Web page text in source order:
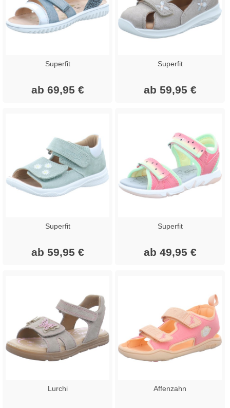
Superfit
ab 69,95 €
Superfit
ab 59,95 €
Superfit
ab 59,95 €
Superfit
ab 49,95 €
Lurchi Affenzahn